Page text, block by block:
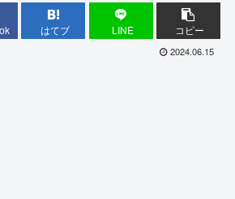
はてブ LINE コピー
2024.06.15